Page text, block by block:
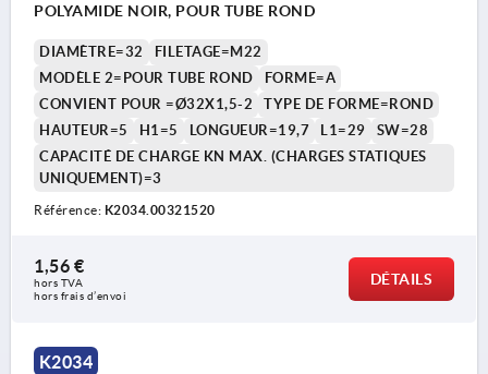
POLYAMIDE NOIR, POUR TUBE ROND
DIAMÈTRE=32
FILETAGE=M22
MODÈLE 2=POUR TUBE ROND
FORME=A
CONVIENT POUR =Ø32X1,5-2
TYPE DE FORME=ROND
HAUTEUR=5
H1=5 LONGUEUR=19,7 L1=29
SW=28
CAPACITÉ DE CHARGE KN MAX. (CHARGES STATIQUES
UNIQUEMENT)=3
Référence: K2034.00321520
1,56 €
hors TVA
hors frais d’envoi
DÉTAILS
K2034